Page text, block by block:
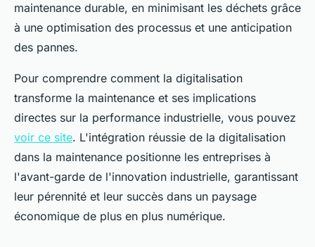
maintenance durable, en minimisant les déchets grâce
à une optimisation des processus et une anticipation
des pannes.
Pour comprendre comment la digitalisation
transforme la maintenance et ses implications
directes sur la performance industrielle, vous pouvez
voir ce site. L'intégration réussie de la digitalisation
dans la maintenance positionne les entreprises à
l'avant-garde de l'innovation industrielle, garantissant
leur pérennité et leur succès dans un paysage
économique de plus en plus numérique.